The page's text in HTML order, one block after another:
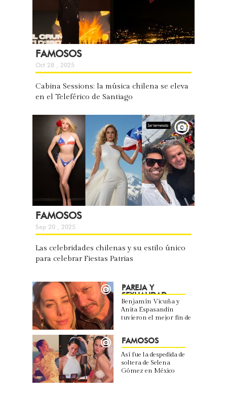
FAMOSOS
Oct 28 , 2025
Cabina Sessions: la música chilena se eleva
en el Teleférico de Santiago
FAMOSOS
Sep 20 , 2025
Las celebridades chilenas y su estilo único
para celebrar Fiestas Patrias
PAREJA Y
SEXUALIDAD
Benjamín Vicuña y
Anita Espasandín
tuvieron el mejor fin de
FAMOSOS
Así fue la despedida de
soltera de Selena
Gómez en México